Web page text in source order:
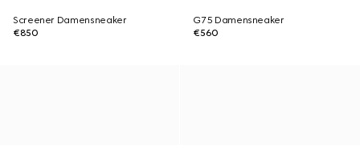
Screener Damensneaker
€850
G75 Damensneaker
€560